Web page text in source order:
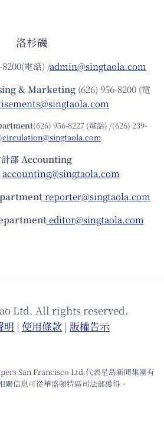
洛杉磯
8200(電話) /admin@singtaola.com
& Marketing (626) 956-8200 (電
(626) 956-8227 (電話) /(626) 239-
circulation@singtaola.com
計部 Accounting
accounting@singtaola.com
reporter@singtaola.com
editor@singtaola.com
Ltd. All rights reserved.
明 | 使⽤條款 | 版權告⽰
San Francisco Ltd.代表星島新聞集團有
關信息可從華盛頓特區司法部獲得。